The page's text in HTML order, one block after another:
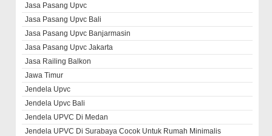
Jasa Pasang Upvc
Jasa Pasang Upvc Bali
Jasa Pasang Upvc Banjarmasin
Jasa Pasang Upvc Jakarta
Jasa Railing Balkon
Jawa Timur
Jendela Upvc
Jendela Upvc Bali
Jendela UPVC Di Medan
Jendela UPVC Di Surabaya Cocok Untuk Rumah Minimalis